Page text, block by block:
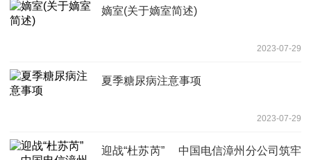
嫡室(关于嫡室简述)
2023-07-29
夏季糖尿病注意事项
2023-07-29
迎战“杜苏芮” 中国电信漳州分公司筑牢